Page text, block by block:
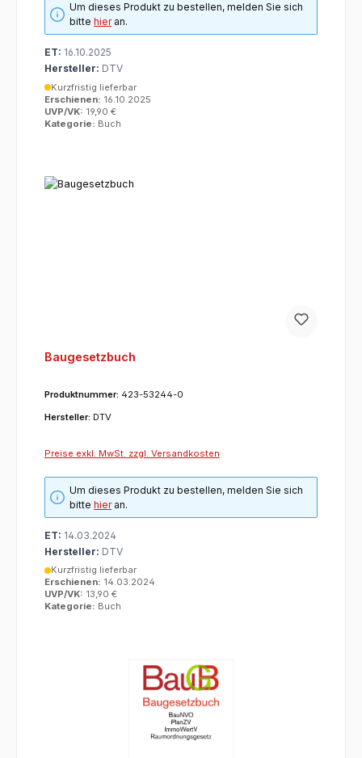
Um dieses Produkt zu bestellen, melden Sie sich
bittehieran.
ET: 16.10.2025
Hersteller: DTV
Kurzfristig lieferbar
Erschienen: 16.10.2025
UVP/VK: 19,90 €
Kategorie: Buch
Baugesetzbuch
Produktnummer: 423-53244-0
Hersteller: DTV
Preise exkl. MwSt. zzgl. Versandkosten
Um dieses Produkt zu bestellen, melden Sie sich
bittehieran.
ET: 14.03.2024
Hersteller: DTV
Kurzfristig lieferbar
Erschienen: 14.03.2024
UVP/VK: 13,90 €
Kategorie: Buch